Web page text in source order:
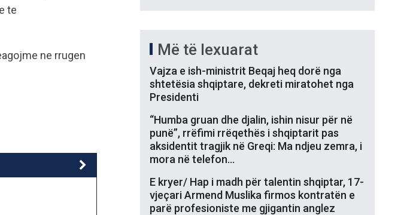
te
ne rrugen
Më të lexuarat
Vajza e ish-ministrit Beqaj heq dorë nga
shtetësia shqiptare, dekreti miratohet nga
Presidenti
“Humba gruan dhe djalin, ishin nisur për në
punë”, rrëfimi rrëqethës i shqiptarit pas
aksidentit tragjik në Greqi: Ma ndjeu zemra, i
mora në telefon…
E kryer/ Hap i madh për talentin shqiptar, 17-
vjeçari Armend Muslika firmos kontratën e
parë profesioniste me gjigantin anglez